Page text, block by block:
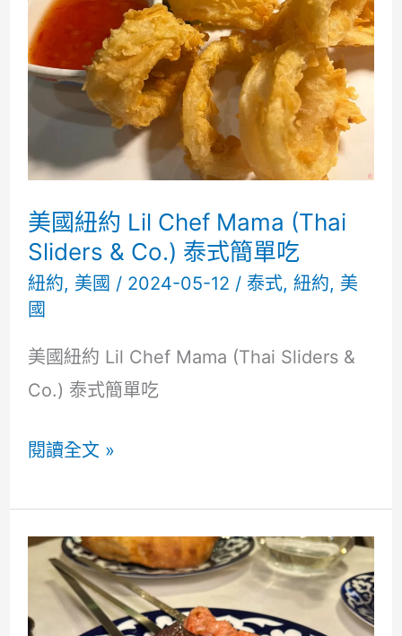
菜
魚
taier
還
在
準
備??
美國紐約 Lil Chef Mama (Thai
Sliders & Co.) 泰式簡單吃
紐約, 美國 / 2024-05-12 / 泰式, 紐約, 美
國
美國紐約 Lil Chef Mama (Thai Sliders &
Co.) 泰式簡單吃
美
紐
約
Lil
Chef
閱讀全文 »